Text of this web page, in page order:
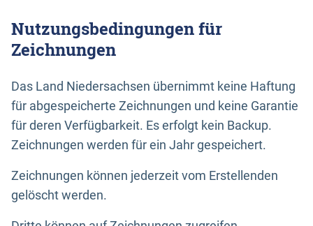
Nutzungsbedingungen für
Zeichnungen
Das Land Niedersachsen übernimmt keine Haftung
für abgespeicherte Zeichnungen und keine Garantie
für deren Verfügbarkeit. Es erfolgt kein Backup.
Zeichnungen werden für ein Jahr gespeichert.
Zeichnungen können jederzeit vom Erstellenden
gelöscht werden.